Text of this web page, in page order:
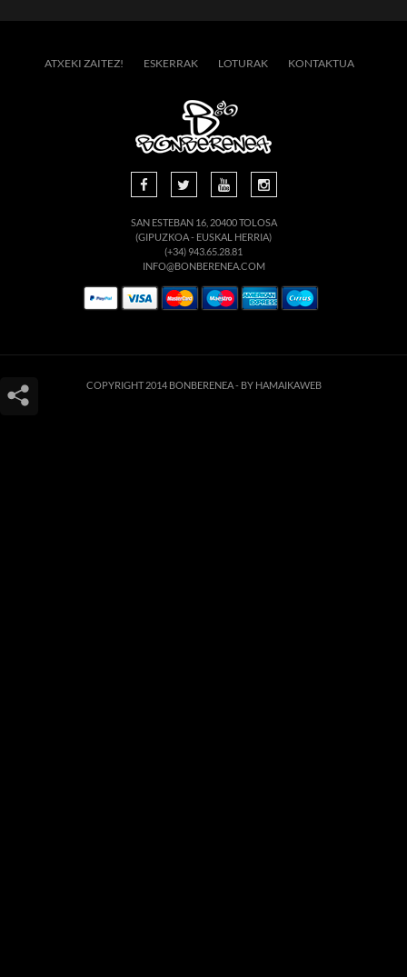
ATXEKI ZAITEZ! ESKERRAK LOTURAK KONTAKTUA
SAN ESTEBAN 16, 20400 TOLOSA
(GIPUZKOA - EUSKAL HERRIA)
(+34) 943.65.28.81
INFO@BONBERENEA.COM
COPYRIGHT 2014 BONBERENEA - BY HAMAIKAWEB